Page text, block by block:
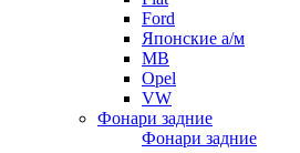
Ford
Японские а/м
MB
Opel
VW
Фонари задние
Фонари задние